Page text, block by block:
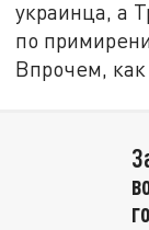
украинца, а
по
Впрочем,